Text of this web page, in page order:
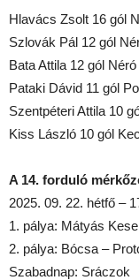
Hlavács Zsolt 16 gól
Szlovák Pál 12 gól
Bata Attila 12 gól Néró
Pataki Dávid 11 gól
Szentpéteri Attila 10
Kiss László 10 gól
A 14. forduló
2025. 09. 22. hétfő –
1. pálya: Mátyás
2. pálya: Bócsa –
Szabadnap: Sráczok